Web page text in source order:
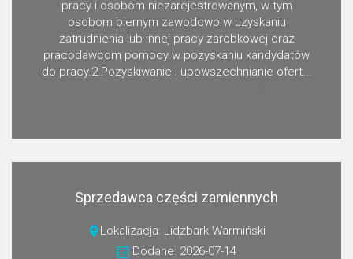
pracy i osobom niezarejestrowanym, w tym
osobom biernym zawodowo w uzyskaniu
zatrudnienia lub innej pracy zarobkowej oraz
pracodawcom pomocy w pozyskaniu kandydatów
do pracy.2.Pozyskiwanie i upowszechnianie ofert...
Sprzedawca części zamiennych
Lokalizacja: Lidzbark Warmiński
Dodane: 2026-07-14